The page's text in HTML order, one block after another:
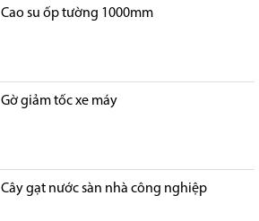
Cao su ốp tường 1000mm
Gờ giảm tốc xe máy
Cây gạt nước sàn nhà công nghiệp